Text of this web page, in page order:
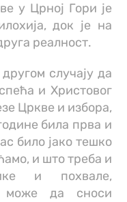
у Црној Гори је
док је на
реалност.
случају да
и Христовог
Цркве и избора,
била прва и
било јако тешко
и што треба и
и похвале,
може да сноси